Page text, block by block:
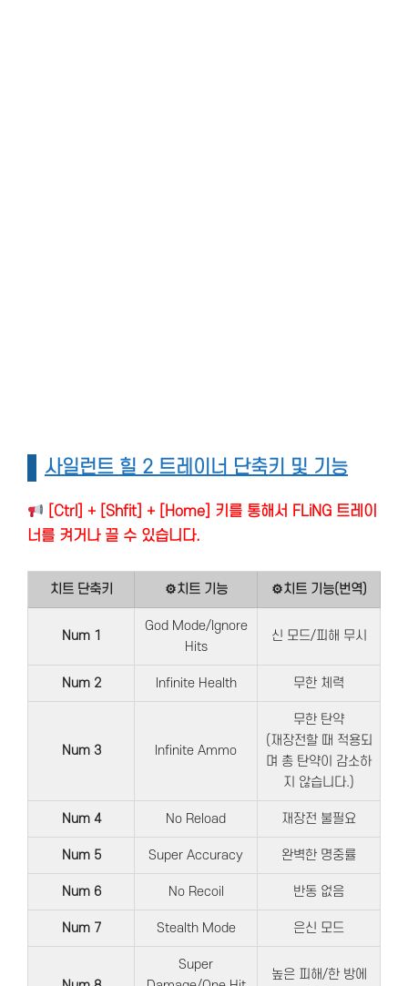
사일런트 힐 2 트레이너 단축키 및 기능
[Ctrl] + [Shfit] + [Home] 키를 통해서 FLiNG 트레이
너를 켜거나 끌 수 있습니다.
치트 단축키 ⚙치트 기능 ⚙치트 기능(번역)
Num 1
God Mode/Ignore
Hits
신 모드/피해 무시
Num 2 Infinite Health 무한 체력
Num 3 Infinite Ammo
무한 탄약
(재장전할 때 적용되
며 총 탄약이 감소하
지 않습니다.)
Num 4 No Reload 재장전 불필요
Num 5 Super Accuracy 완벽한 명중률
Num 6 No Recoil 반동 없음
Num 7 Stealth Mode 은신 모드
Super
높은 피해/한 방에